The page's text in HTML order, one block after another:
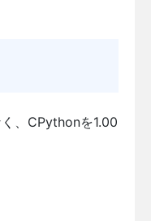
、CPythonを1.00